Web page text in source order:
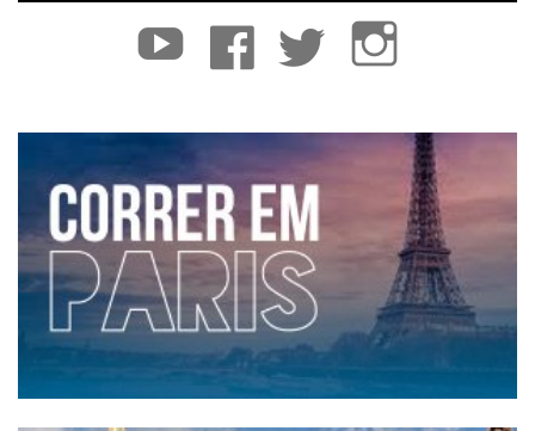
YouTube Facebook Twitter